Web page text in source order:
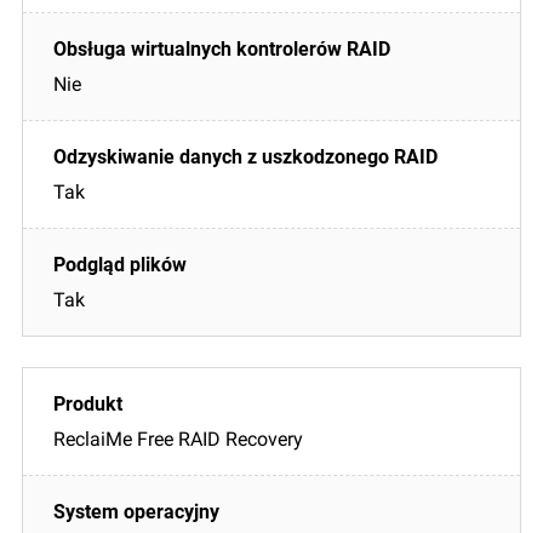
Nie
Tak
Tak
ReclaiMe Free RAID Recovery